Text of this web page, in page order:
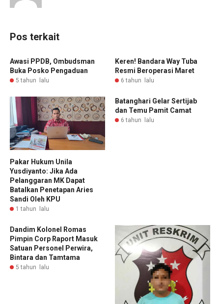
Pos terkait
Awasi PPDB, Ombudsman
Buka Posko Pengaduan
5 tahun lalu
Keren! Bandara Way Tuba
Resmi Beroperasi Maret
6 tahun lalu
Pakar Hukum Unila
Yusdiyanto: Jika Ada
Pelanggaran MK Dapat
Batalkan Penetapan Aries
Sandi Oleh KPU
1 tahun lalu
Batanghari Gelar Sertijab
dan Temu Pamit Camat
6 tahun lalu
Dandim Kolonel Romas
Pimpin Corp Raport Masuk
Satuan Personel Perwira,
Bintara dan Tamtama
5 tahun lalu